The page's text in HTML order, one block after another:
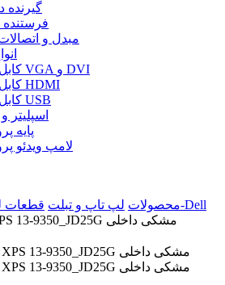
گیرنده
فرستنده
مبدل و
کابل VGA و DVI
کابل HDMI
کابل USB
اسپلیتر
پایه
لامپ ویدئو
محصولات لپ تاپ و تبلت قطعات
دل-Dell
باتری لپ تاپ دل مدل XPS 13-9350_JD25G مشکی داخلی